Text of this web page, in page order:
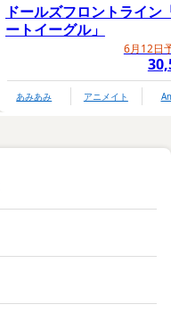
ドールズフロントライン
ートイーグル」
6月12日
あみあみ アニメイト